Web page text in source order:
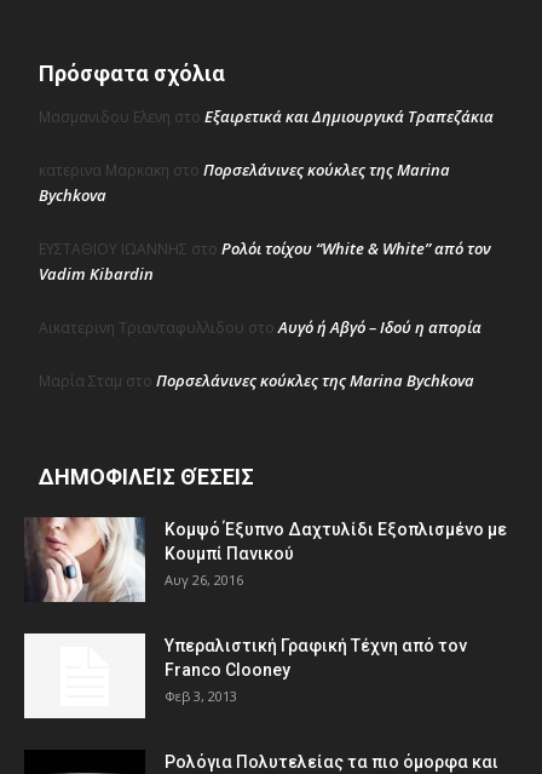
Πρόσφατα σχόλια
Μασμανιδου Ελενη στο Εξαιρετικά και Δημιουργικά Τραπεζάκια
κατερινα Μαρκακη στο Πορσελάνινες κούκλες της Marina
Bychkova
ΕΥΣΤΑΘΙΟΥ ΙΩΑΝΝΗΣ στο Ρολόι τοίχου “White & White” από τον
Vadim Kibardin
Αικατερινη Τριανταφυλλιδου στοΑυγό ή Αβγό – Ιδού η απορία
Μαρία Σταμ στο Πορσελάνινες κούκλες της Marina Bychkova
ΔΗΜΟΦΙΛΕΊΣ ΘΈΣΕΙΣ
Κομψό Έξυπνο Δαχτυλίδι Εξοπλισμένο με
Κουμπί Πανικού
Αυγ 26, 2016
Υπεραλιστική Γραφική Τέχνη από τον
Franco Clooney
Φεβ 3, 2013
Ρολόγια Πολυτελείας τα πιο όμορφα και